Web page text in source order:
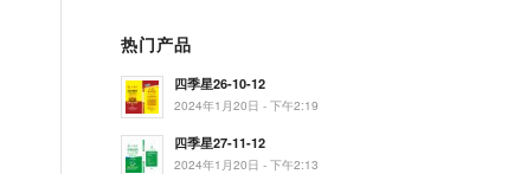
热门产品
四季星26-10-12
2024年1月20日 - 下午2:19
四季星27-11-12
2024年1月20日 - 下午2:13